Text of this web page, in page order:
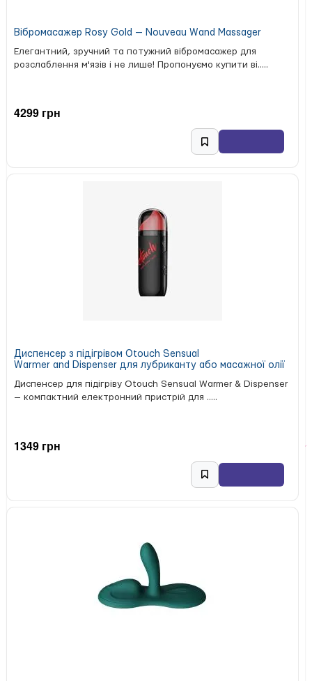
We-Vibe Temp Tangerine стане чудовим вибором для тих,
хто хоче додати у близькість нові відчуття завдяки
поєднанню вібрації та температурної гри. У секс-шопі
Вібромасажер Rosy Gold — Nouveau Wand Massager
Елегантний, зручний та потужний вібромасажер для
розслаблення м'язів і не лише! Пропонуємо купити ві.....
4299 грн
Диспенсер з підігрівом Otouch Sensual
Warmer and Dispenser для лубриканту або масажної олії
Диспенсер для підігріву Otouch Sensual Warmer & Dispenser
— компактний електронний пристрій для .....
1349 грн